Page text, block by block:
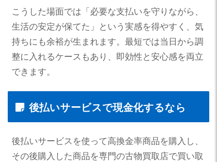
こうした場面では「必要な支払いを守りながら、
生活の安定が保てた」という実感を得やすく、気
持ちにも余裕が生まれます。最短では当日から調
整に入れるケースもあり、即効性と安心感を両立
できます。
後払いサービスで現金化するなら
後払いサービスを使って高換金率商品を購入し、
その後購入した商品を専門の古物買取店で買い取